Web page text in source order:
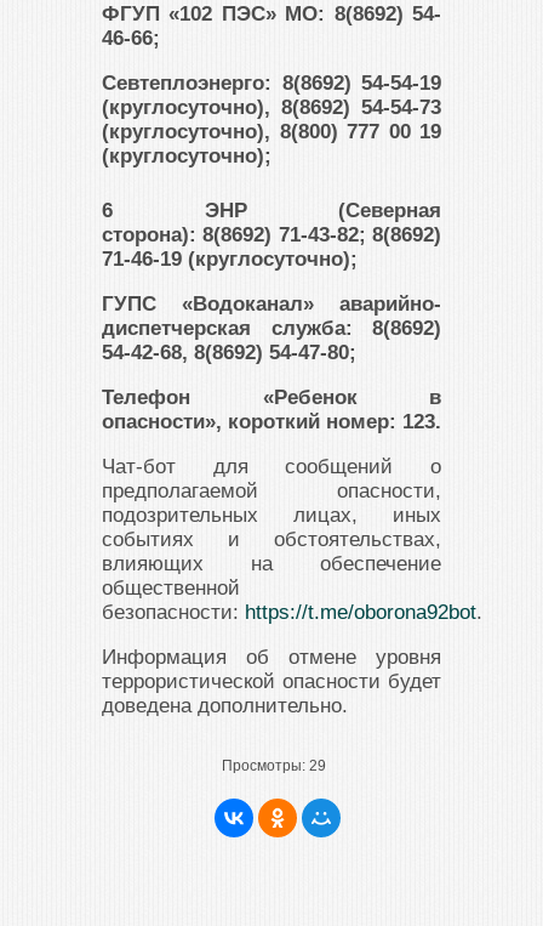
ФГУП «102 ПЭС» МО: 8(8692) 54-
46-66;
Севтеплоэнерго: 8(8692) 54-54-19
(круглосуточно), 8(8692) 54-54-73
(круглосуточно), 8(800) 777 00 19
(круглосуточно);
6 ЭНР (Северная
сторона): 8(8692) 71-43-82; 8(8692)
71-46-19 (круглосуточно);
ГУПС «Водоканал» аварийно-
диспетчерская служба: 8(8692)
54-42-68, 8(8692) 54-47-80;
Телефон «Ребенок в
опасности», короткий номер: 123.
Чат-бот для сообщений о
предполагаемой опасности,
подозрительных лицах, иных
событиях и обстоятельствах,
влияющих на обеспечение
общественной
безопасности: https://t.me/oborona92bot.
Информация об отмене уровня
террористической опасности будет
доведена дополнительно.
Просмотры: 29